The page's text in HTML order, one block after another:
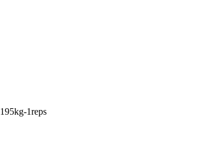
195kg-1reps